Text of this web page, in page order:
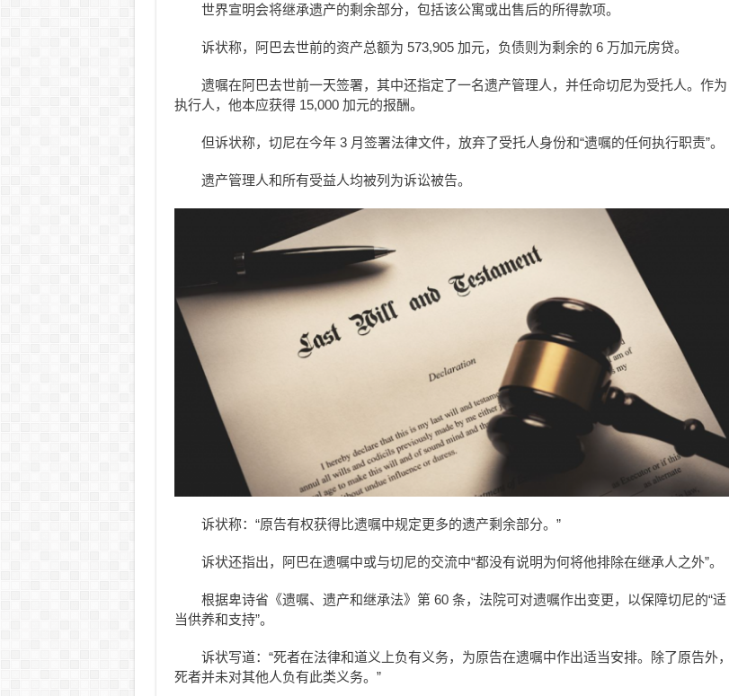
世界宣明会将继承遗产的剩余部分，包括该公寓或出售后的所得款项。
诉状称，阿巴去世前的资产总额为 573,905 加元，负债则为剩余的 6 万加元房贷。
遗嘱在阿巴去世前一天签署，其中还指定了一名遗产管理人，并任命切尼为受托人。作为
执行人，他本应获得 15,000 加元的报酬。
但诉状称，切尼在今年 3 月签署法律文件，放弃了受托人身份和“遗嘱的任何执行职责”。
遗产管理人和所有受益人均被列为诉讼被告。
诉状称：“原告有权获得比遗嘱中规定更多的遗产剩余部分。”
诉状还指出，阿巴在遗嘱中或与切尼的交流中“都没有说明为何将他排除在继承人之外”。
根据卑诗省《遗嘱、遗产和继承法》第 60 条，法院可对遗嘱作出变更，以保障切尼的“适
当供养和支持”。
诉状写道：“死者在法律和道义上负有义务，为原告在遗嘱中作出适当安排。除了原告外，
死者并未对其他人负有此类义务。”